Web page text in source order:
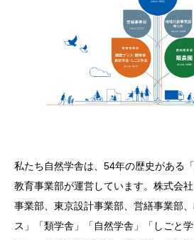
私たち自然学舎は、54年の歴史がある
教育事業部が運営しています。 株式会
事業部、東京設計事業部、営繕事業部、
ス」「類学舎」「自然学舎」「しごと学